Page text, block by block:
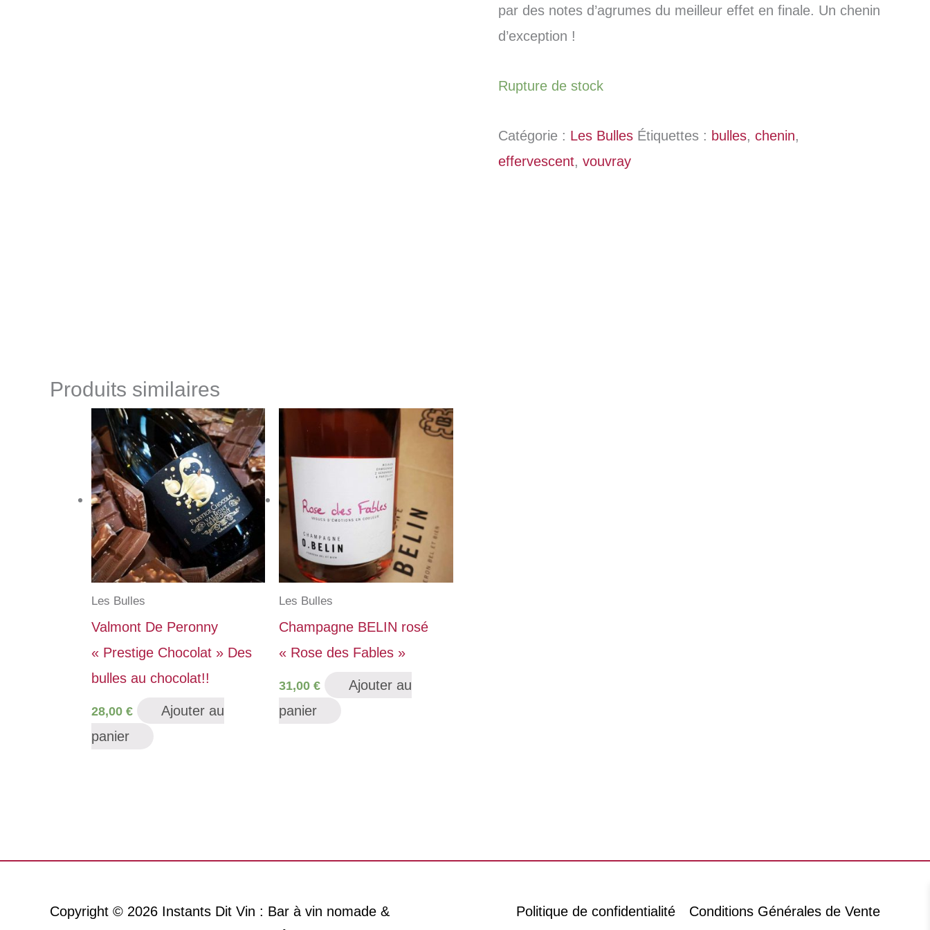
par des notes d’agrumes du meilleur effet en finale. Un chenin
d’exception !
Rupture de stock
Catégorie : Les Bulles Étiquettes : bulles, chenin,
effervescent, vouvray
Produits similaires
Les Bulles
Valmont De Peronny
« Prestige Chocolat » Des
bulles au chocolat!!
28,00 €
Ajouter au
panier
Les Bulles
Champagne BELIN rosé
« Rose des Fables »
31,00€
Ajouter au
panier
Copyright © 2026 Instants Dit Vin : Bar à vin nomade &
Politique de confidentialité
Conditions Générales de Vente